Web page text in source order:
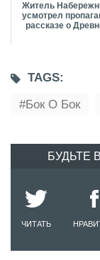
Житель
усмотрел
рассказе о
TAGS:
Бок О Бок
БУДЬТЕ
ЧИТАТЬ